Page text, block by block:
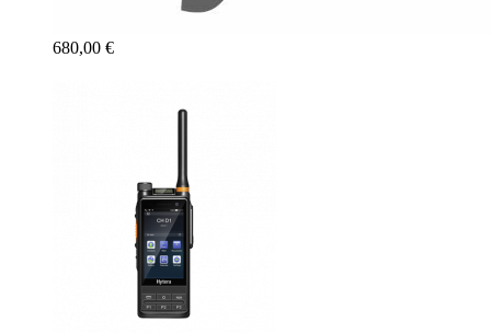
680,00 €